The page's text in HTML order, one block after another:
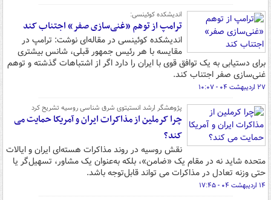
اندیشکده کوئینسی:
ترامپ از توهم «غنی‌سازی صفر» اجتناب کند
اندیشکده کوئینسی در مقاله‌ای نوشت: ترامپ در
مقایسه با هر رئیس جمهور قبلی، شانس بیشتری
برای دستیابی به یک توافق قوی با ایران را دارد اگر از اشتباهات گذشته و توهم
غنی‌سازی صفر اجتناب کند.
۲۷ اردیبهشت ۰۴ - ۱۰:۰۷
پژوهشگر ارشد انستیتوی شرق شناسی روسیه تشریح کرد
چرا کرملین از مذاکرات ایران و آمریکا حمایت می
کند؟
نقش روسیه در روند مذاکرات هسته‌ای ایران و ایالات
متحده شاید نه در مقام یک «ضامن»، بلکه به‌عنوان یک مشاور، تسهیل‌گر یا
حتی وزنه تعادل در مذاکرات می تواند قابل‌توجه باشد.
۱۴ اردیبهشت ۰۴ - ۱۷:۴۵